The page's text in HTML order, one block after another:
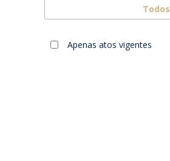
Todos
Apenas atos vigentes